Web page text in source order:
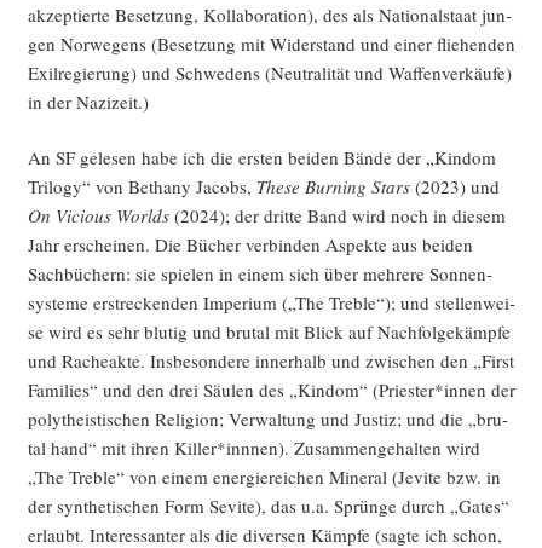
akzep­tier­te Beset­zung, Kol­la­bo­ra­ti­on), des als Natio­nal­staat jun­
gen Nor­we­gens (Beset­zung mit Wider­stand und einer flie­hen­den
Exil­re­gie­rung) und Schwe­dens (Neu­tra­li­tät und Waf­fen­ver­käu­fe)
in der Nazizeit.)
An SF gele­sen habe ich die ers­ten bei­den Bän­de der „Kin­dom
Tri­lo­gy“ von Betha­ny Jacobs, The­se Bur­ning Stars(2023) und
On Vicious Worlds(2024); der drit­te Band wird noch in die­sem
Jahr erschei­nen. Die Bücher ver­bin­den Aspek­te aus bei­den
Sach­bü­chern: sie spie­len in einem sich über meh­re­re Son­nen­
sys­te­me erstre­cken­den Impe­ri­um („The Treb­le“); und stel­len­wei­
se wird es sehr blu­tig und bru­tal mit Blick auf Nach­fol­ge­kämp­fe
und Rache­ak­te. Ins­be­son­de­re inner­halb und zwi­schen den „First
Fami­lies“ und den drei Säu­len des „Kin­dom“ (Priester*innen der
poly­the­is­ti­schen Reli­gi­on; Ver­wal­tung und Jus­tiz; und die „bru­
tal hand“ mit ihren Killer*innnen). Zusam­men­ge­hal­ten wird
„The Treb­le“ von einem ener­gie­rei­chen Mine­ral (Jevi­te bzw. in
der syn­the­ti­schen Form Sevi­te), das u.a. Sprün­ge durch „Gates“
erlaubt. Inter­es­san­ter als die diver­sen Kämp­fe (sag­te ich schon,